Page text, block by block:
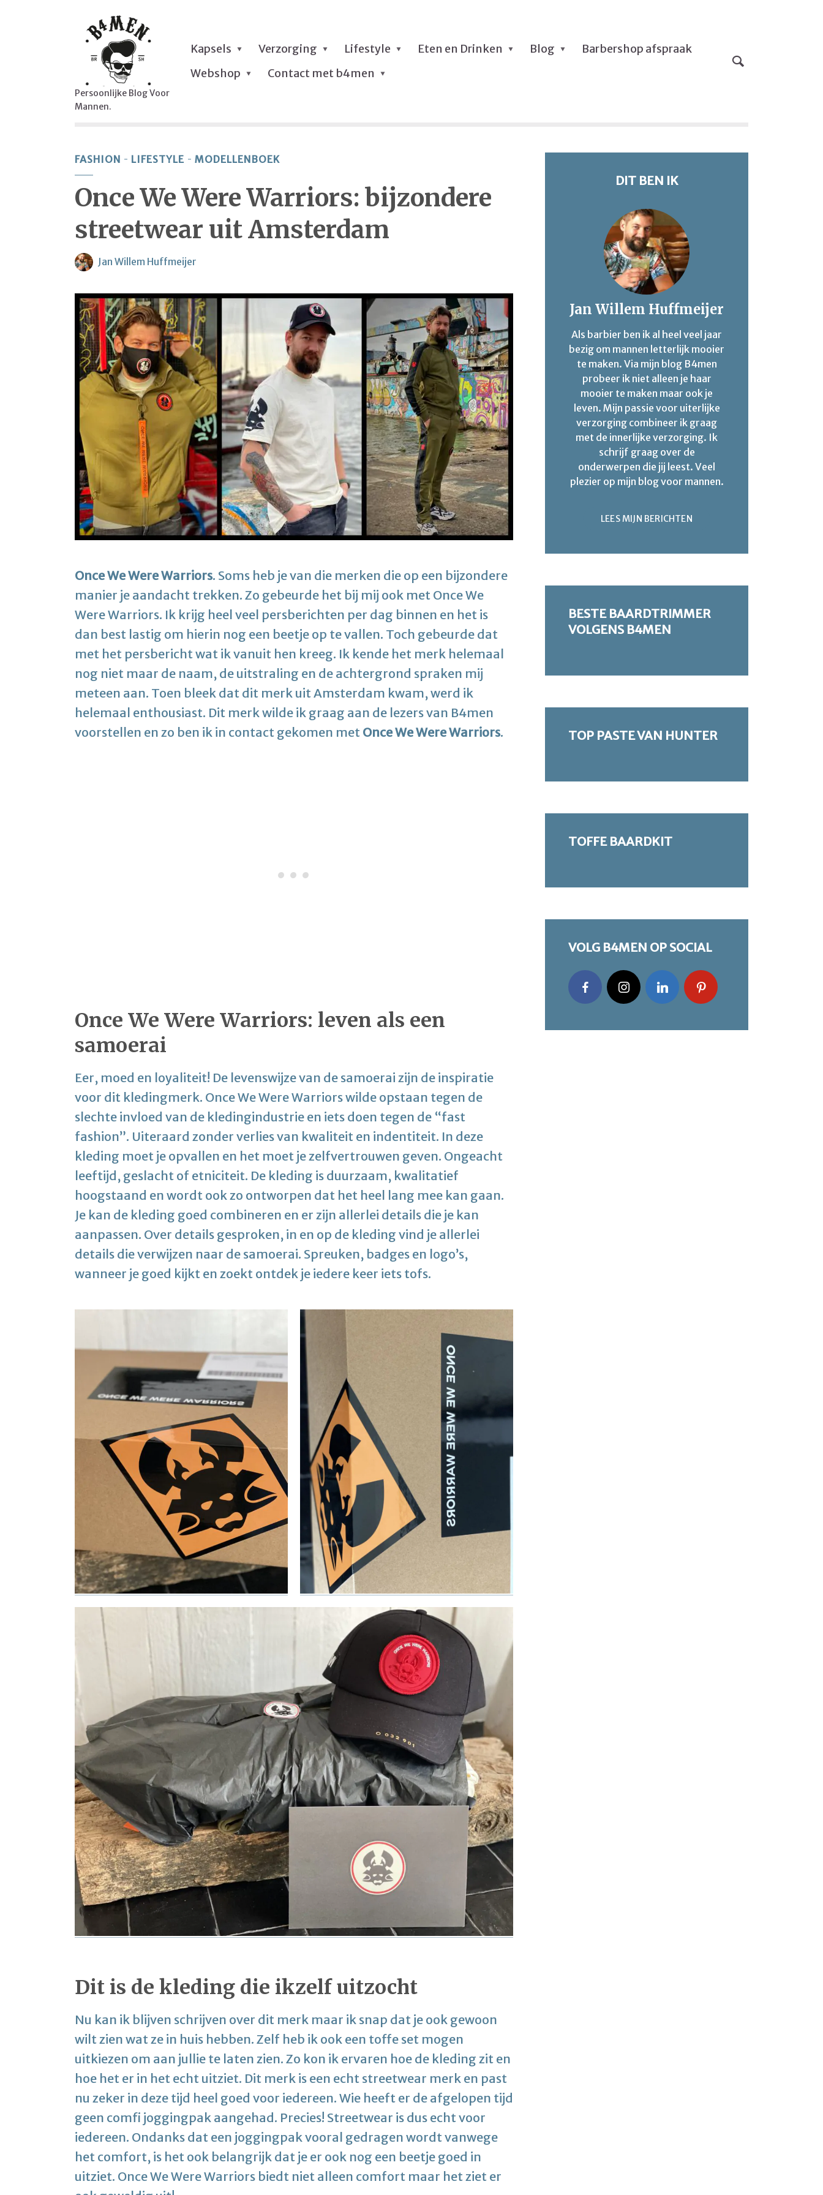
Persoonlijke Blog Voor
Mannen.
Kapsels Verzorging Lifestyle Eten en Drinken Blog
Barbershop afspraak
Webshop
Contact met b4men
FASHION LIFESTYLE MODELLENBOEK
Once We Were Warriors: bijzondere
streetwear uit Amsterdam
Jan Willem Huffmeijer
Once We Were Warriors. Soms heb je van die merken die op een bijzondere
manier je aandacht trekken. Zo gebeurde het bij mij ook met Once We
Were Warriors. Ik krijg heel veel persberichten per dag binnen en het is
dan best lastig om hierin nog een beetje op te vallen. Toch gebeurde dat
met het persbericht wat ik vanuit hen kreeg. Ik kende het merk helemaal
nog niet maar de naam, de uitstraling en de achtergrond spraken mij
meteen aan. Toen bleek dat dit merk uit Amsterdam kwam, werd ik
helemaal enthousiast. Dit merk wilde ik graag aan de lezers van B4men
voorstellen en zo ben ik in contact gekomen met Once We Were Warriors.
Once We Were Warriors: leven als een
samoerai
Eer, moed en loyaliteit! De levenswijze van de samoerai zijn de inspiratie
voor dit kledingmerk. Once We Were Warriors wilde opstaan tegen de
slechte invloed van de kledingindustrie en iets doen tegen de “fast
fashion”. Uiteraard zonder verlies van kwaliteit en indentiteit. In deze
kleding moet je opvallen en het moet je zelfvertrouwen geven. Ongeacht
leeftijd, geslacht of etniciteit. De kleding is duurzaam, kwalitatief
hoogstaand en wordt ook zo ontworpen dat het heel lang mee kan gaan.
Je kan de kleding goed combineren en er zijn allerlei details die je kan
aanpassen. Over details gesproken, in en op de kleding vind je allerlei
details die verwijzen naar de samoerai. Spreuken, badges en logo’s,
wanneer je goed kijkt en zoekt ontdek je iedere keer iets tofs.
Dit is de kleding die ikzelf uitzocht
Nu kan ik blijven schrijven over dit merk maar ik snap dat je ook gewoon
wilt zien wat ze in huis hebben. Zelf heb ik ook een toffe set mogen
uitkiezen om aan jullie te laten zien. Zo kon ik ervaren hoe de kleding zit en
hoe het er in het echt uitziet. Dit merk is een echt streetwear merk en past
nu zeker in deze tijd heel goed voor iedereen. Wie heeft er de afgelopen tijd
geen comfi joggingpak aangehad. Precies! Streetwear is dus echt voor
iedereen. Ondanks dat een joggingpak vooral gedragen wordt vanwege
het comfort, is het ook belangrijk dat je er ook nog een beetje goed in
uitziet. Once We Were Warriors biedt niet alleen comfort maar het ziet er
DIT BEN IK
Jan Willem Huffmeijer
Als barbier ben ik al heel veel jaar
bezig om mannen letterlijk mooier
te maken. Via mijn blog B4men
probeer ik niet alleen je haar
mooier te maken maar ook je
leven. Mijn passie voor uiterlijke
verzorging combineer ik graag
met de innerlijke verzorging. Ik
schrijf graag over de
onderwerpen die jij leest. Veel
plezier op mijn blog voor mannen.
LEES MIJN BERICHTEN
BESTE BAARDTRIMMER
VOLGENS B4MEN
TOP PASTE VAN HUNTER
TOFFE BAARDKIT
VOLG B4MEN OP SOCIAL